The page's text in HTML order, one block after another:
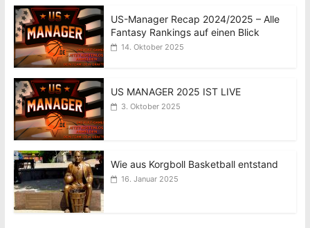
US-Manager Recap 2024/2025 – Alle
Fantasy Rankings auf einen Blick
14. Oktober 2025
US MANAGER 2025 IST LIVE
3. Oktober 2025
Wie aus Korgboll Basketball entstand
16. Januar 2025